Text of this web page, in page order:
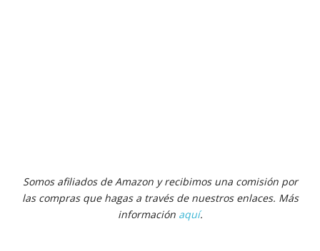
Somos afiliados de Amazon y recibimos una comisión por
las compras que hagas a través de nuestros enlaces. Más
información aquí.